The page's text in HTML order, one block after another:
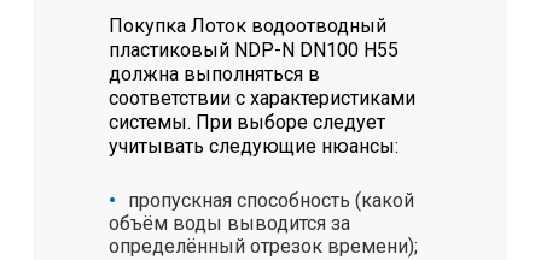
Покупка Лоток водоотводный
пластиковый NDP-N DN100 H55
должна выполняться в
соответствии с характеристиками
системы. При выборе следует
учитывать следующие нюансы:
пропускная способность (какой
объём воды выводится за
определённый отрезок времени);